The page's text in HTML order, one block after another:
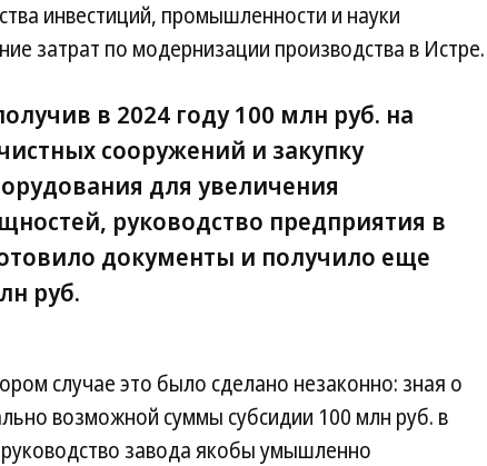
инвестиций, промышленности и науки
затрат по модернизации производства в Истре.
в 2024 году 100 млн руб. на
сооружений и закупку
для увеличения
руководство предприятия в
документы и получило еще
руб.
случае это было сделано незаконно: зная о
возможной суммы субсидии 100 млн руб. в
завода якобы умышленно